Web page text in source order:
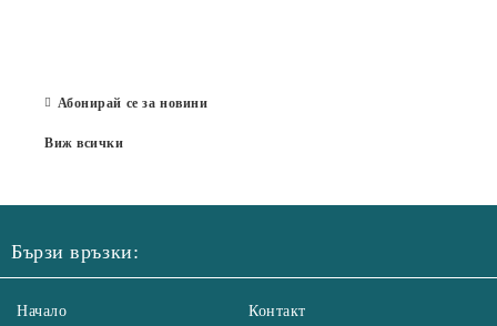
Абонирай се за новини
Виж всички
Бързи връзки:
Начало Контакт